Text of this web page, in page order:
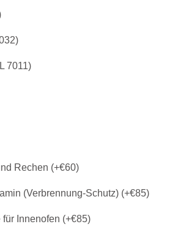
7011)
Rechen (+€60)
(Verbrennung-Schutz) (+€85)
Innenofen (+€85)